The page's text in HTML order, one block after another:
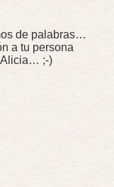
de palabras…
a tu persona
Alicia… ;-)